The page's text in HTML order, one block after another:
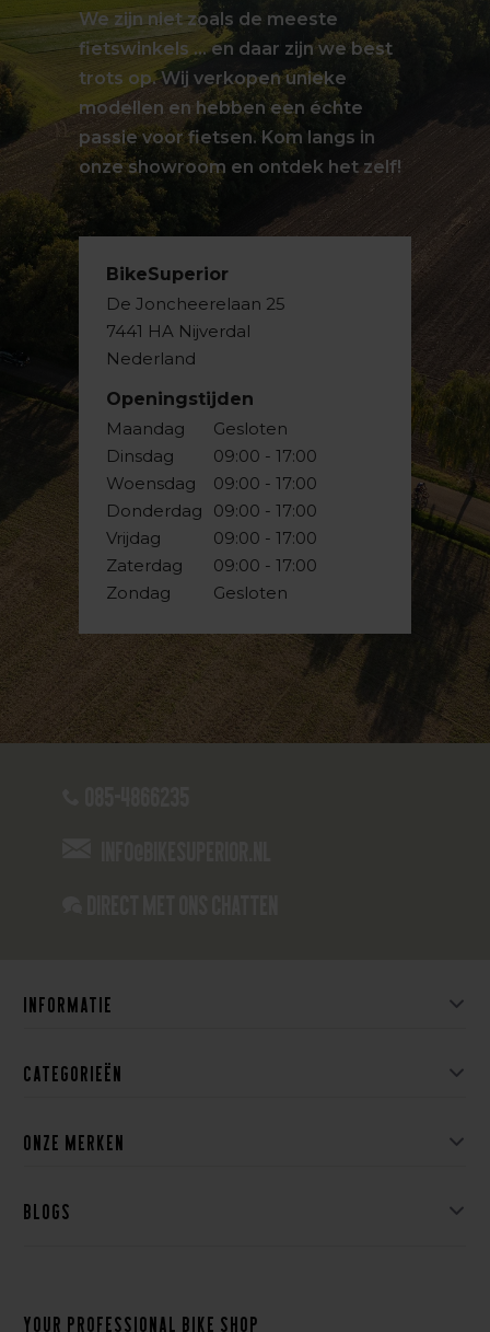
We zijn niet zoals de meeste
fietswinkels … en daar zijn we best
trots op. Wij verkopen unieke
modellen en hebben een échte
passie voor fietsen. Kom langs in
onze showroom en ontdek het zelf!
BikeSuperior
De Joncheerelaan 25
7441 HA Nijverdal
Nederland
Openingstijden
Maandag
Dinsdag
Woensdag
Donderdag
Vrijdag
Zaterdag
Zondag
Gesloten
09:00 - 17:00
09:00 - 17:00
09:00 - 17:00
09:00 - 17:00
09:00 - 17:00
Gesloten
Informatie
Categorieën
Onze merken
Blogs
Your professional bike shop